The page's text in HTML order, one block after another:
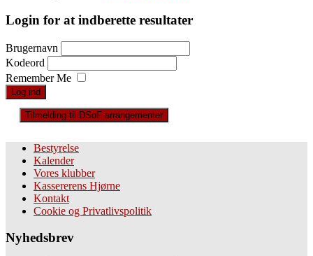
Login for at indberette resultater
Brugernavn
Kodeord
Remember Me
Tilmelding til DSoF arrangementer
Bestyrelse
Kalender
Vores klubber
Kassererens Hjørne
Kontakt
Cookie og Privatlivspolitik
Nyhedsbrev